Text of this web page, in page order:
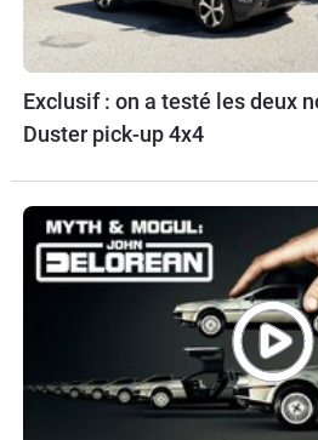
Exclusif : on a testé les deux
Duster pick-up 4x4